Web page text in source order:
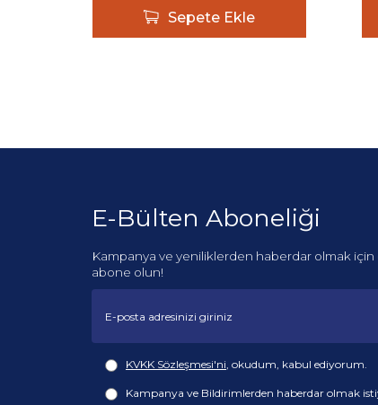
Sepete Ekle
E-Bülten Aboneliği
Kampanya ve yeniliklerden haberdar olmak
abone olun!
KVKK Sözleşmesi'ni, okudum, kabul ediyorum.
Kampanya ve Bildirimlerden haberdar olmak